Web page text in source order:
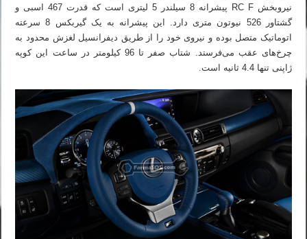
نیروبخش RC F پیشرانه 8 سیلندر 5 لیتری است که قدرت 467 اسبی و
گشتاور 526 نیوتون متری دارد. این پیشرانه به یک گیربکس 8 سرعته
اتوماتیک متصل بوده و نیروی خود را از طریق دیفرانسیل لغزش محدود به
چرخ‌های عقب می‌فرستد. شتاب صفر تا 96 کیلومتر در ساعت این کوپه
ژاپنی تنها 4.4 ثانیه است.